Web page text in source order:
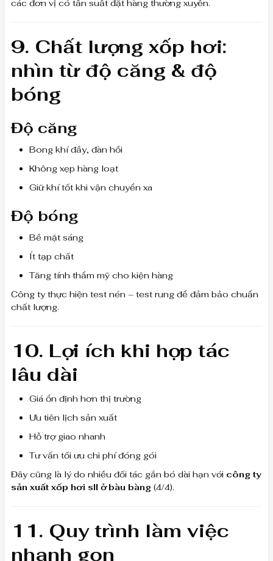
các đơn vị có tần suất đặt hàng thường xuyên.
9. Chất lượng xốp hơi:
nhìn từ độ căng & độ
bóng
Độ căng
Bong khí đầy, đàn hồi
Không xẹp hàng loạt
Giữ khí tốt khi vận chuyển xa
Độ bóng
Bề mặt sáng
Ít tạp chất
Tăng tính thẩm mỹ cho kiện hàng
Công ty thực hiện test nén – test rung để đảm bảo chuẩn
chất lượng.
10. Lợi ích khi hợp tác
lâu dài
Giá ổn định hơn thị trường
Ưu tiên lịch sản xuất
Hỗ trợ giao nhanh
Tư vấn tối ưu chi phí đóng gói
Đây cũng là lý do nhiều đối tác gắn bó dài hạn với công ty
sản xuất xốp hơi sll ở bàu bàng (4/4).
11. Quy trình làm việc
nhanh gọn